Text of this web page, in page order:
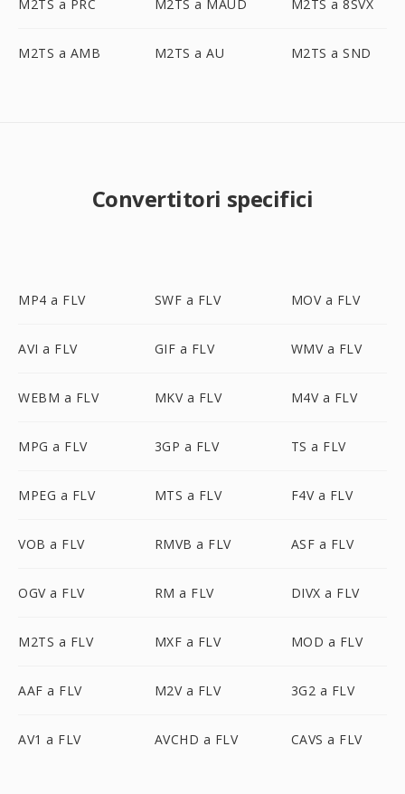
M2TS a PRC M2TS a MAUD M2TS a 8SVX
M2TS a AMB M2TS a AU M2TS a SND
Convertitori specifici
MP4 a FLV SWF a FLV MOV a FLV
AVI a FLV GIF a FLV WMV a FLV
WEBM a FLV MKV a FLV M4V a FLV
MPG a FLV 3GP a FLV TS a FLV
MPEG a FLV MTS a FLV F4V a FLV
VOB a FLV RMVB a FLV ASF a FLV
OGV a FLV RM a FLV DIVX a FLV
M2TS a FLV MXF a FLV MOD a FLV
AAF a FLV M2V a FLV 3G2 a FLV
AV1 a FLV AVCHD a FLV CAVS a FLV